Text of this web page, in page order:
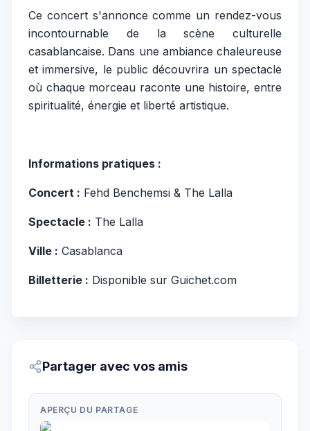
Ce concert s'annonce comme un rendez-vous
incontournable de la scène culturelle
casablancaise. Dans une ambiance chaleureuse
et immersive, le public découvrira un spectacle
où chaque morceau raconte une histoire, entre
spiritualité, énergie et liberté artistique.
Informations pratiques :
Concert : Fehd Benchemsi & The Lalla
Spectacle : The Lalla
Ville : Casablanca
Billetterie : Disponible sur Guichet.com
Partager avec vos amis
APERÇU DU PARTAGE